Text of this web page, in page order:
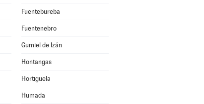
Fuentebureba
Fuentenebro
Gumiel de Izán
Hontangas
Hortigüela
Humada